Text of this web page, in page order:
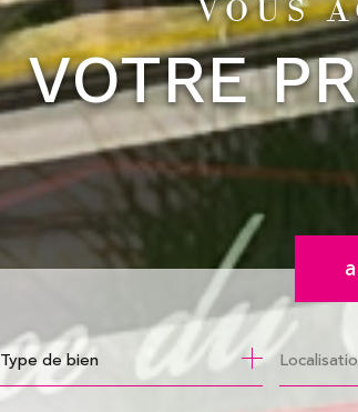
VOUS
VOTRE
Type de bien